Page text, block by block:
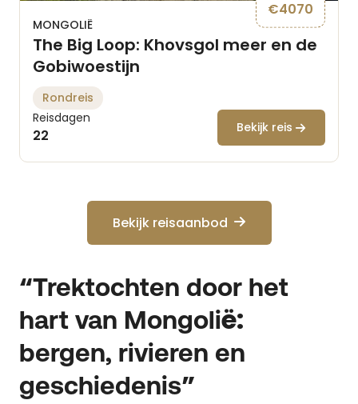
“Trektochten door het
hart van Mongolië:
bergen, rivieren en
geschiedenis”
€4070
MONGOLIË
The Big Loop: Khovsgol meer en de
Gobiwoestijn
Rondreis
Reisdagen
22 Bekijk reis
Bekijk reisaanbod